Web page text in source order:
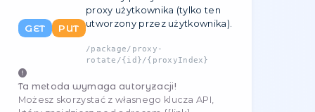
const req = await fetch(baseUrl + '/
      .replace("{id}", 58)
      .replace("{proxyIndex}", 72), {
         method: 'PUT',
         headers: {
'Content-Type': 'application/
         }